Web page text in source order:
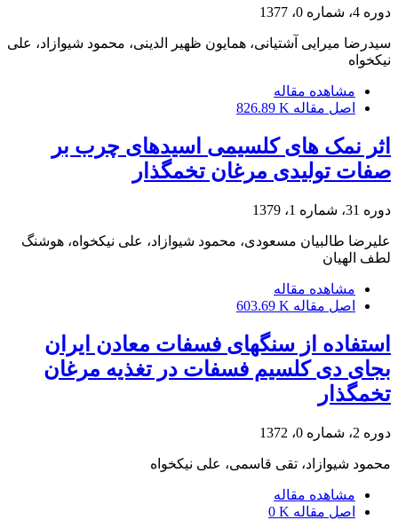
دوره 4، شماره 0، 1377
سیدرضا میرایی آشتیانی، همایون ظهیر الدینی، محمود شیوازاد، علی
نیکخواه
مشاهده مقاله
اصل مقاله 826.89 K
اثر نمک های کلسیمی اسیدهای چرب بر
صفات تولیدی مرغان تخمگذار
دوره 31، شماره 1، 1379
علیرضا طالبیان مسعودی، محمود شیوازاد، علی نیکخواه، هوشنگ
لطف الهیان
مشاهده مقاله
اصل مقاله 603.69 K
استفاده از سنگهای فسفات معادن ایران
بجای دی کلسیم فسفات در تغذیه مرغان
تخمگذار
دوره 2، شماره 0، 1372
محمود شیوازاد، تقی قاسمی، علی نیکخواه
مشاهده مقاله
اصل مقاله 0 K